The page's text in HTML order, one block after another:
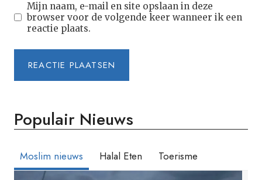
Mijn naam, e-mail en site opslaan in deze
browser voor de volgende keer wanneer ik een
reactie plaats.
Populair Nieuws
Moslim nieuws Halal Eten Toerisme